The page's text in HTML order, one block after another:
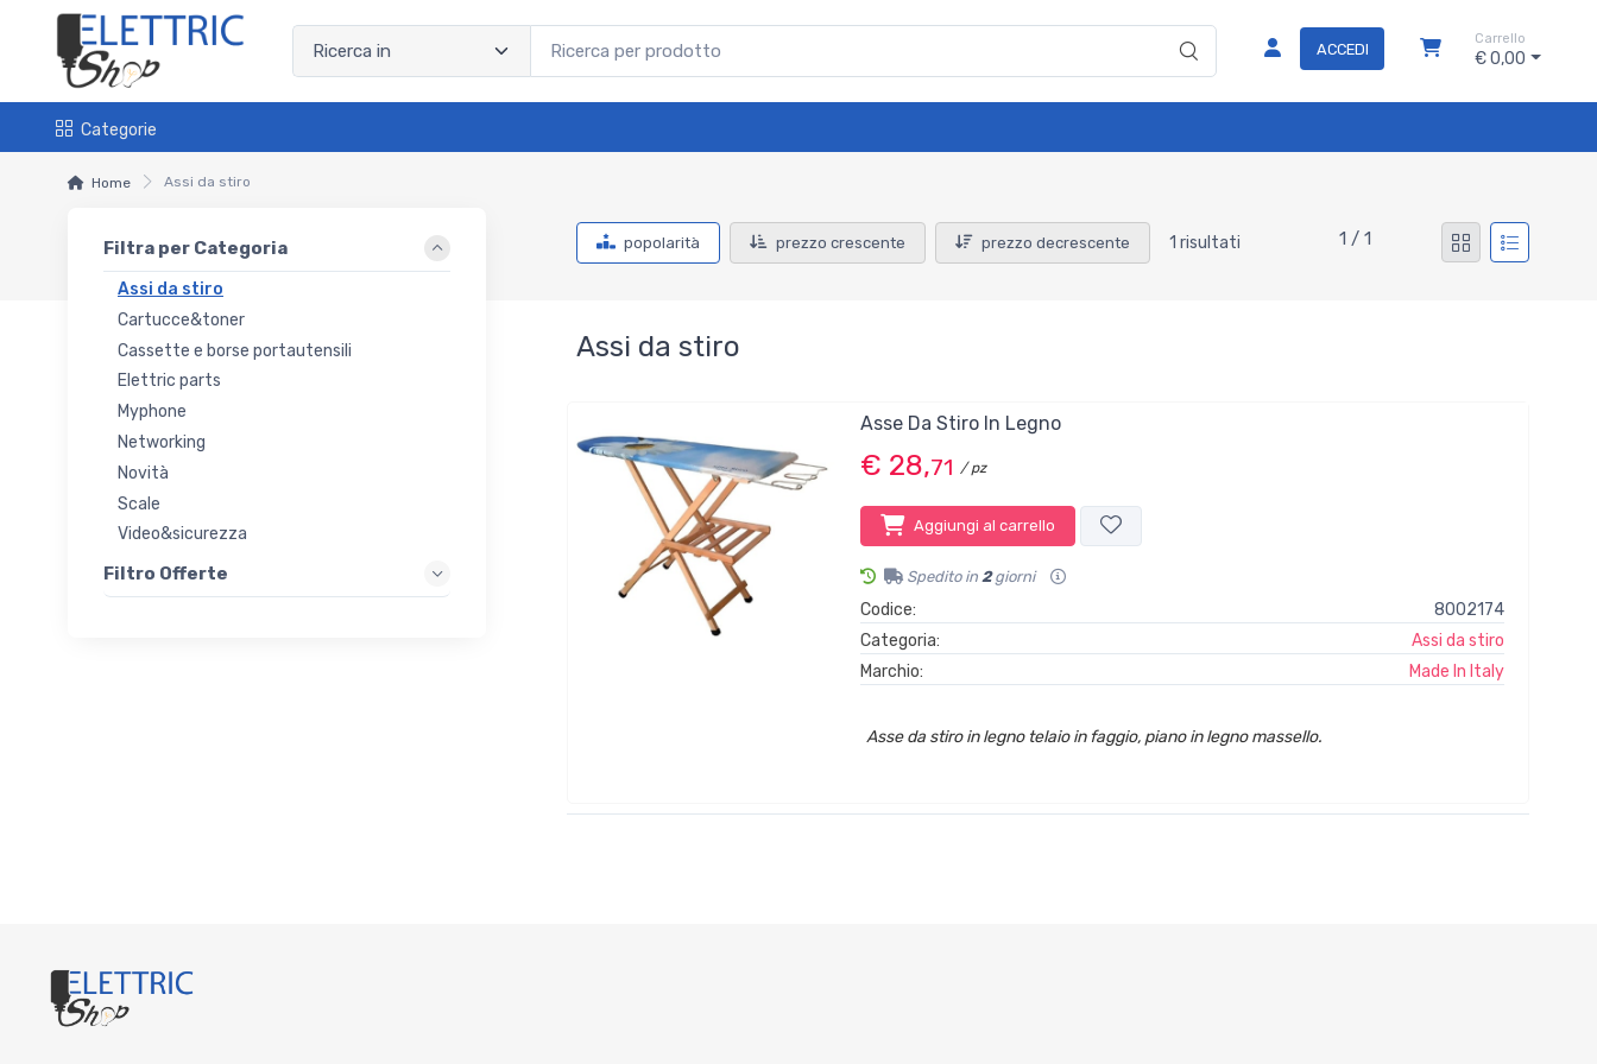
ACCEDI
Carrello
€ 0,00
Categorie
Home Assi da stiro
Filtra per Categoria
Assi da stiro
Cartucce&toner
Cassette e borse portautensili
Elettric parts
Myphone
Networking
Novità
Scale
Video&sicurezza
Filtro Offerte
popolarità prezzo crescente prezzo decrescente 1 risultati 1 / 1
Assi da stiro
Asse Da Stiro In Legno
€ 28,71 / pz
Aggiungi al carrello
Spedito in 2giorni
Codice:
8002174
Categoria:
Assi da stiro
Marchio:
Made In Italy
Asse da stiro in legno telaio in faggio, piano in legno massello.